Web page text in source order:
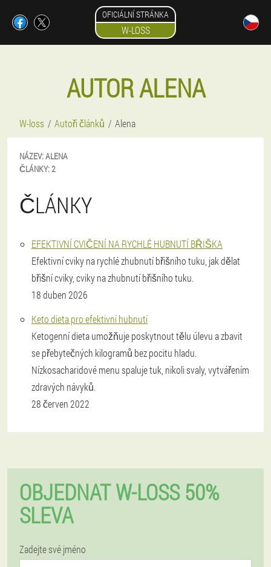
OFICIÁLNÍ STRÁNKA
W-LOSS
AUTOR ALENA
W-loss Autoři článků Alena
NÁZEV:ALENA
ČLÁNKY:2
ČLÁNKY
EFEKTIVNÍ CVIČENÍ NA RYCHLÉ HUBNUTÍ BŘIŠKA
Efektivní cviky na rychlé zhubnutí břišního tuku, jak dělat
břišní cviky, cviky na zhubnutí břišního tuku.
18 duben 2026
Keto dieta pro efektivní hubnutí
Ketogenní dieta umožňuje poskytnout tělu úlevu a zbavit
se přebytečných kilogramů bez pocitu hladu.
Nízkosacharidové menu spaluje tuk, nikoli svaly, vytvářením
zdravých návyků.
28 červen 2022
OBJEDNAT W-LOSS 50%
SLEVA
Zadejte své jméno